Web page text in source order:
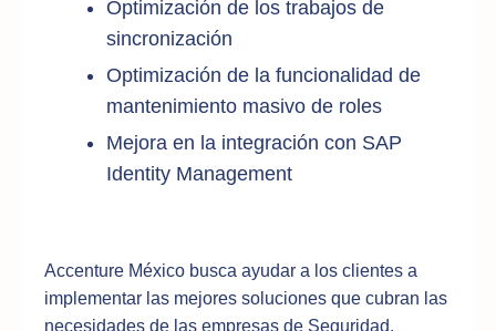
Optimización de los trabajos de
sincronización
Optimización de la funcionalidad de
mantenimiento masivo de roles
Mejora en la integración con SAP
Identity Management
Accenture México busca ayudar a los clientes a
implementar las mejores soluciones que cubran las
necesidades de las empresas de Seguridad,